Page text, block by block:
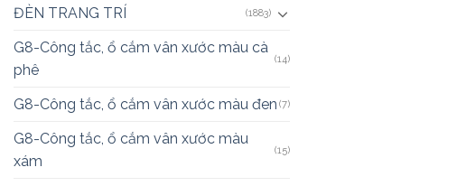
ĐÈN TRANG TRÍ (1883)
G8-Công tắc, ổ cắm vân xước màu cà
phê
(14)
G8-Công tắc, ổ cắm vân xước màu đen (7)
G8-Công tắc, ổ cắm vân xước màu
xám
(15)